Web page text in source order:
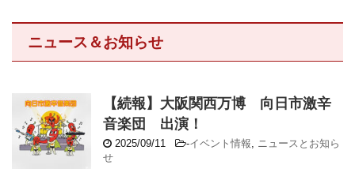
ニュース＆お知らせ
【続報】大阪関西万博 向日市激辛
音楽団 出演！
2025/09/11 -イベント情報, ニュースとお知ら
せ